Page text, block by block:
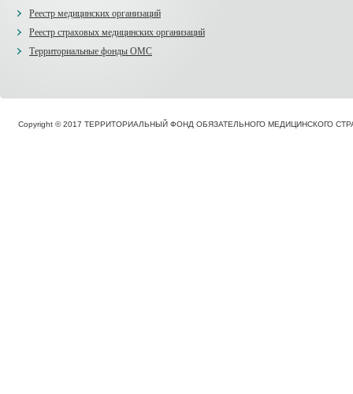
Реестр медицинских организаций
Реестр страховых медицинских организаций
Территориальные фонды ОМС
Copyright © 2017 ТЕРРИТОРИАЛЬНЫЙ ФОНД ОБЯЗАТЕЛЬНОГО МЕДИЦИНСКОГО